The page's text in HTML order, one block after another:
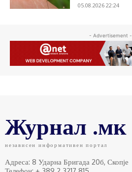
05.08.2026 22:24
- Advertisement -
Журнал .мк
независен информативен портал
Адреса: 8 Ударна Бригада 20б, Скопје